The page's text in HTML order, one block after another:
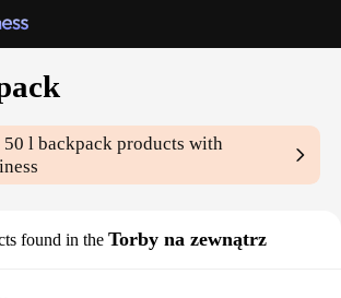
50 l backpack products with
found in the Torby na zewnątrz